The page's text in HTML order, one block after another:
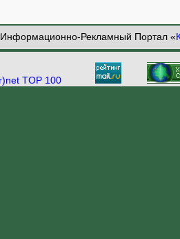
Информационно-Рекламный Портал «